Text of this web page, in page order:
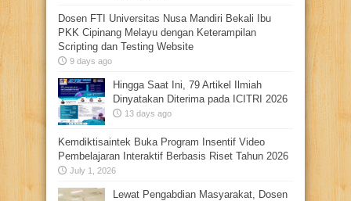
Dosen FTI Universitas Nusa Mandiri Bekali Ibu
PKK Cipinang Melayu dengan Keterampilan
Scripting dan Testing Website
9 days ago
Hingga Saat Ini, 79 Artikel Ilmiah
Dinyatakan Diterima pada ICITRI 2026
13 days ago
Kemdiktisaintek Buka Program Insentif Video
Pembelajaran Interaktif Berbasis Riset Tahun 2026
July 1, 2026
Lewat Pengabdian Masyarakat, Dosen